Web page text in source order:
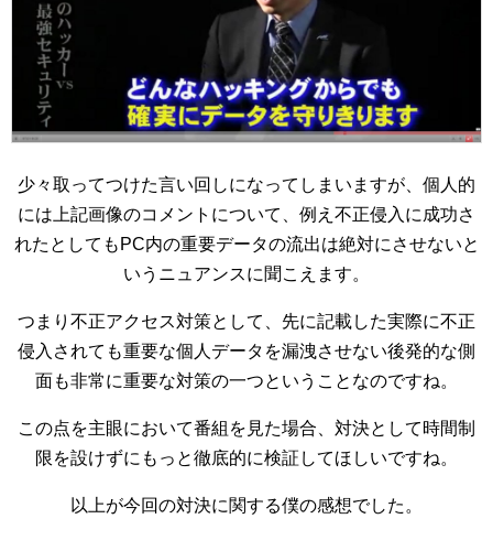
少々取ってつけた言い回しになってしまいますが、個人的
には上記画像のコメントについて、例え不正侵入に成功さ
れたとしてもPC内の重要データの流出は絶対にさせないと
いうニュアンスに聞こえます。
つまり不正アクセス対策として、先に記載した実際に不正
侵入されても重要な個人データを漏洩させない後発的な側
面も非常に重要な対策の一つということなのですね。
この点を主眼において番組を見た場合、対決として時間制
限を設けずにもっと徹底的に検証してほしいですね。
以上が今回の対決に関する僕の感想でした。